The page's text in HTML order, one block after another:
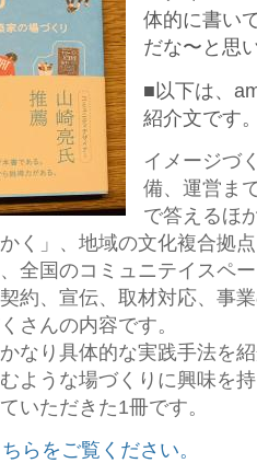
体的に書い
だな〜と思
■以下は、
紹介文です
イメージづ
備、運営ま
で答えるほ
く」、地域の文化複合拠
全国のコミュニテイスペ
約、宣伝、取材対応、事
さんの内容です。
なり具体的な実践手法を
ような場づくりに興味を
いただきた1冊です。
らをご覧ください。